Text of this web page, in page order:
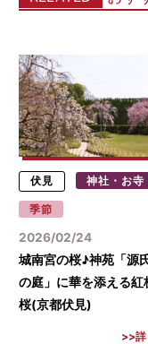
伏見 神社・お寺
季節
2026/02/24
城南宮の桜♪神苑「源
の庭」に華を添える紅
桜(京都伏見)